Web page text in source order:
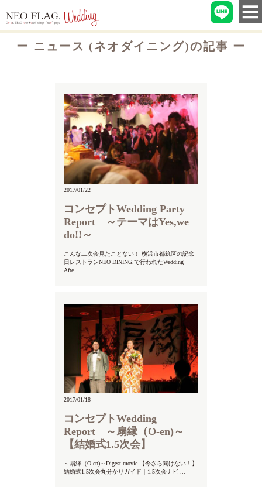
ー ニュース (ネオダイニング)の記事 ー
2017/01/22
コンセプトWedding Party
Report ～テーマはYes,we
do!!～
こんな二次会見たことない！ 横浜市都筑区の記念
日レストランNEO DINING.で行われたWedding
Afte...
2017/01/18
コンセプトWedding
Report ～扇縁（O-en)～
【結婚式1.5次会】
～扇縁（O-en)～Digest movie 【今さら聞けない！】
結婚式1.5次会丸分かりガイド｜1.5次会ナビ ...